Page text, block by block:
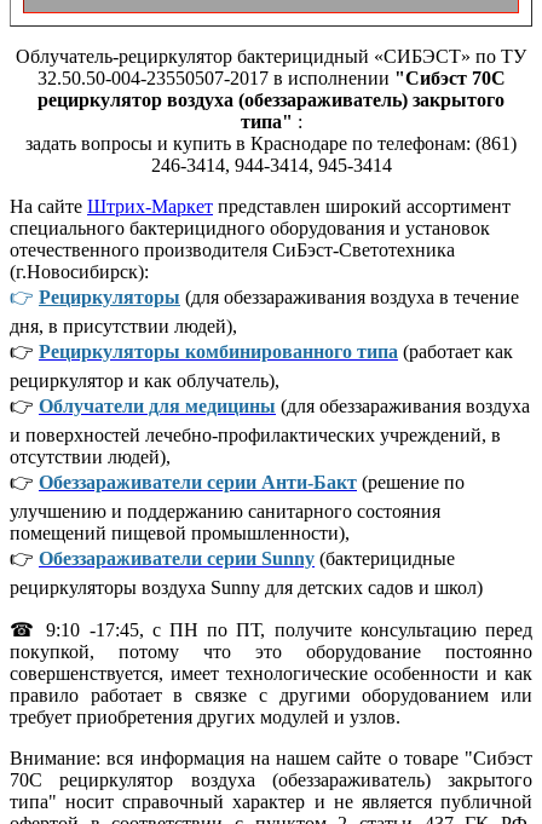
Облучатель-рециркулятор бактерицидный «СИБЭСТ» по ТУ
32.50.50-004-23550507-2017 в исполнении "Сибэст 70С
рециркулятор воздуха (обеззараживатель) закрытого
типа" :
задать вопросы и купить в Краснодаре по телефонам: (861)
246-3414, 944-3414, 945-3414
На сайте Штрих-Маркет представлен широкий ассортимент
специального бактерицидного оборудования и установок
отечественного производителя СиБэст-Светотехника
(г.Новосибирск):
👉 Рециркуляторы (для обеззараживания воздуха в течение
дня, в присутствии людей),
👉 Рециркуляторы комбинированного типа (работает как
рециркулятор и как облучатель),
👉 Облучатели для медицины (для обеззараживания воздуха
и поверхностей лечебно-профилактических учреждений, в
отсутствии людей),
👉 Обеззараживатели серии Анти-Бакт (решение по
улучшению и поддержанию санитарного состояния
помещений пищевой промышленности),
👉 Обеззараживатели серии Sunny (бактерицидные
рециркуляторы воздуха Sunny для детских садов и школ)
☎ 9:10 -17:45, с ПН по ПТ, получите консультацию перед
покупкой, потому что это оборудование постоянно
совершенствуется, имеет технологические особенности и как
правило работает в связке с другими оборудованием или
требует приобретения других модулей и узлов.
Внимание: вся информация на нашем сайте о товаре "Сибэст
70С рециркулятор воздуха (обеззараживатель) закрытого
типа" носит справочный характер и не является публичной